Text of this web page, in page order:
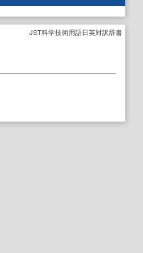
JST科学技術用語日英対訳辞書